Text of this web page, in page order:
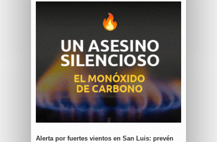
Alerta por fuertes vientos en San Luis: prevén